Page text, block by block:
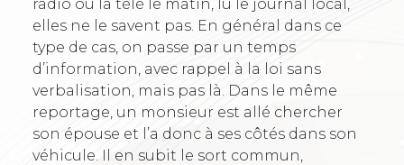
radio ou la télé le matin, lu le journal local,
elles ne le savent pas. En général dans ce
type de cas, on passe par un temps
d’information, avec rappel à la loi sans
verbalisation, mais pas là. Dans le même
reportage, un monsieur est allé chercher
son épouse et l’a donc à ses côtés dans son
véhicule. Il en subit le sort commun,